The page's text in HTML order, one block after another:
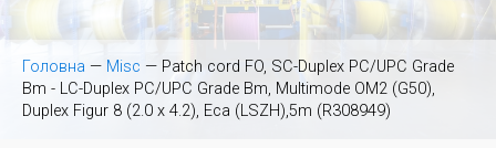
Головна — Misc — Patch cord FO, SC-Duplex PC/UPC Grade
Bm - LC-Duplex PC/UPC Grade Bm, Multimode OM2 (G50),
Duplex Figur 8 (2.0 x 4.2), Eca (LSZH),5m (R308949)